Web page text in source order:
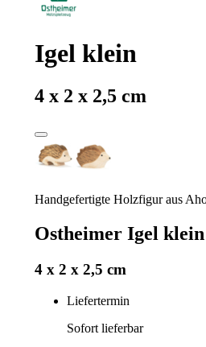
Igel klein
4 x 2 x 2,5 cm
Handgefertigte Holzfigur aus
Ostheimer Igel klein
4 x 2 x 2,5 cm
Liefertermin
Sofort lieferbar